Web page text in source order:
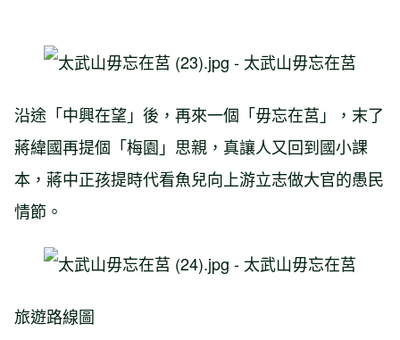
沿途「中興在望」後，再來一個「毋忘在莒」，末了
蔣緯國再提個「梅園」思親，真讓人又回到國小課
本，蔣中正孩提時代看魚兒向上游立志做大官的愚民
情節。
旅遊路線圖